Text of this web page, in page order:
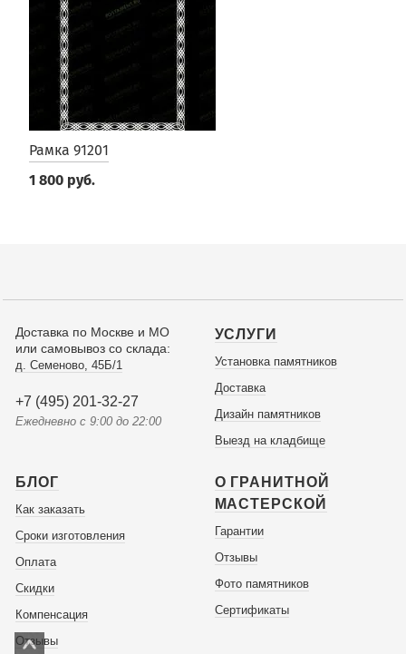
Рамка 91201
1 800 руб.
Доставка по Москве и МО
или самовывоз со склада:
д. Семеново, 45Б/1
+7 (495) 201-32-27
Ежедневно с 9:00 до 22:00
УСЛУГИ
Установка памятников
Доставка
Дизайн памятников
Выезд на кладбище
БЛОГ
Как заказать
Сроки изготовления
Оплата
Скидки
Компенсация
Отзывы
О ГРАНИТНОЙ
МАСТЕРСКОЙ
Гарантии
Отзывы
Фото памятников
Сертификаты